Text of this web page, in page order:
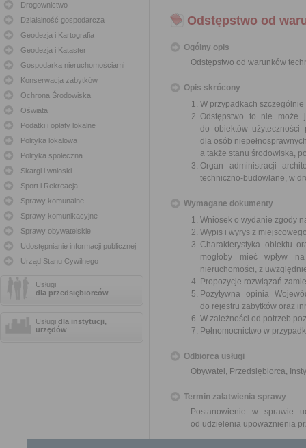
Drogownictwo
Działalność gospodarcza
Geodezja i Kartografia
Geodezja i Kataster
Gospodarka nieruchomościami
Konserwacja zabytków
Ochrona Środowiska
Oświata
Podatki i opłaty lokalne
Polityka lokalowa
Polityka społeczna
Skargi i wnioski
Sport i Rekreacja
Sprawy komunalne
Sprawy komunikacyjne
Sprawy obywatelskie
Udostępnianie informacji publicznej
Urząd Stanu Cywilnego
Usługi
dla przedsiębiorców
Usługi dla instytucji,
urzędów
Odstępstwo od
Ogólny opis
Odstępstwo od warunków
Opis skrócony
W przypadkach
Odstępstwo to nie może
do obiektów użyteczności
dla osób
a także stanu środowiska,
Organ administracji
techniczno-budowlane, w
Wymagane dokumenty
Wniosek o wydanie zgody
Wypis i wyrys z
Charakterystyka obiektu
mogłoby mieć wpływ
nieruchomości, z
Propozycje rozwiązań
Pozytywna opinia
do rejestru zabytków oraz
W zależności od potrzeb
Pełnomocnictwo w
Odbiorca usługi
Obywatel, Przedsiębiorca,
Termin załatwienia sprawy
Postanowienie w sprawie
od udzielenia upoważnienia